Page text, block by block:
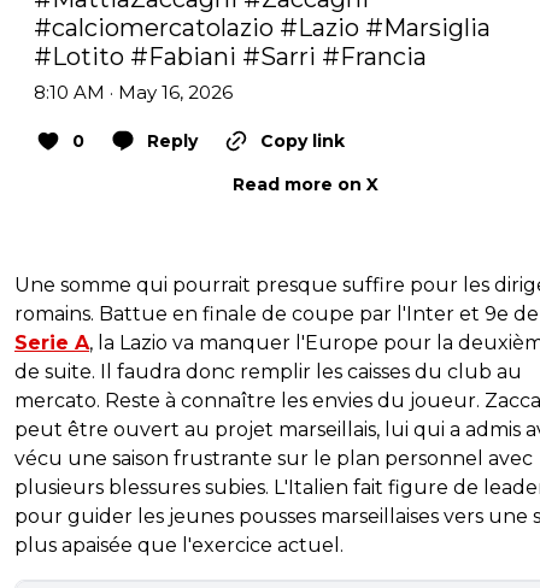
#calciomercatolazio #Lazio #Marsiglia
#Lotito #Fabiani #Sarri #Francia
8:10 AM · May 16, 2026
0 Reply
Copy link
Read more on X
Une somme qui pourrait presque suffire pour les
romains. Battue en finale de coupe par l'Inter et 9e de
Serie A, la Lazio va manquer l'Europe pour la
de suite. Il faudra donc remplir les caisses du club au
mercato. Reste à connaître les envies du joueur.
peut être ouvert au projet marseillais, lui qui a admis
vécu une saison frustrante sur le plan personnel avec
plusieurs blessures subies. L'Italien fait figure de
pour guider les jeunes pousses marseillaises vers une
plus apaisée que l'exercice actuel.